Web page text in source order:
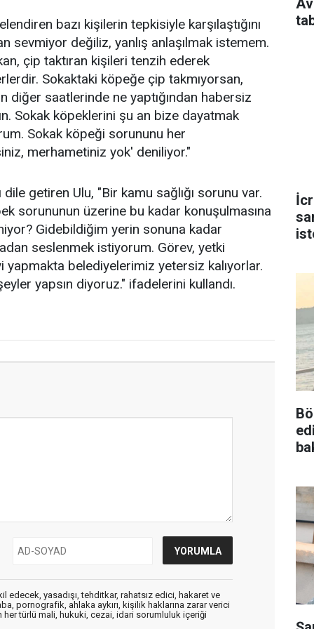
bazı kişilerin tepkisiyle karşılaştığını
sevmiyor değiliz, yanlış anlaşılmak istemem.
çip taktıran kişileri tenzih ederek
Sokaktaki köpeğe çip takmıyorsan,
diğer saatlerinde ne yaptığından habersiz
Sokak köpeklerini şu an bize dayatmak
Sokak köpeği sorununu her
merhametiniz yok' deniliyor."
dile getiren Ulu, "Bir kamu sağlığı sorunu var.
sorununun üzerine bu kadar konuşulmasına
Gidebildiğim yerin sonuna kadar
seslenmek istiyorum. Görev, yetki
belediyelerimiz yetersiz kalıyorlar.
yapsın diyoruz." ifadelerini kullandı.
edecek, yasadışı, tehditkar, rahatsız edici, hakaret ve
pornografik, ahlaka aykırı, kişilik haklarına zarar verici
türlü mali, hukuki, cezai, idari sorumluluk içeriği